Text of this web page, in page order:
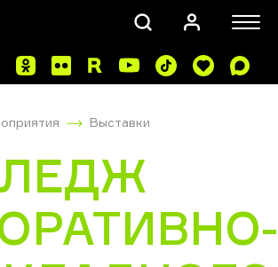
ПОИСК
Выставки